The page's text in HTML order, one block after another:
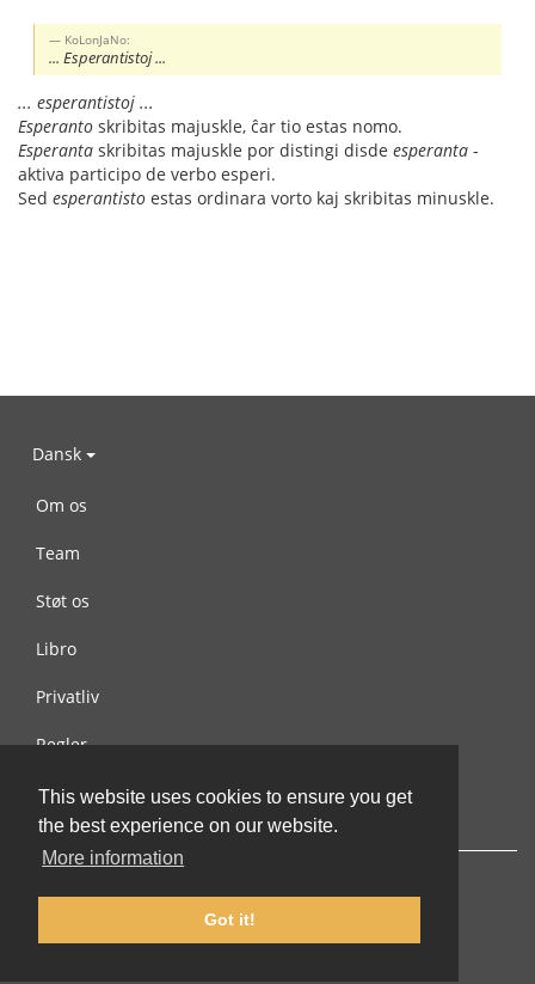
This website uses cookies to ensure you get
the best experience on our website.
More information
Got it!
KoLonJaNo:
... Esperantistoj ...
... esperantistoj ...
Esperanto skribitas majuskle, ĉar tio estas nomo.
Esperanta skribitas majuskle por distingi disde esperanta -
aktiva participo de verbo esperi.
Sed esperantisto estas ordinara vorto kaj skribitas minuskle.
Dansk
Om os
Team
Støt os
Libro
Privatliv
Regler
Kontakt os
© 2002-2026 lernu.net |Impressum